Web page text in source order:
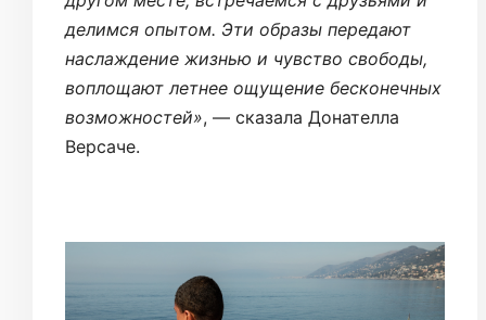
делимся опытом. Эти образы передают
наслаждение жизнью и чувство свободы,
воплощают летнее ощущение бесконечных
возможностей», — сказала Донателла
Версаче.